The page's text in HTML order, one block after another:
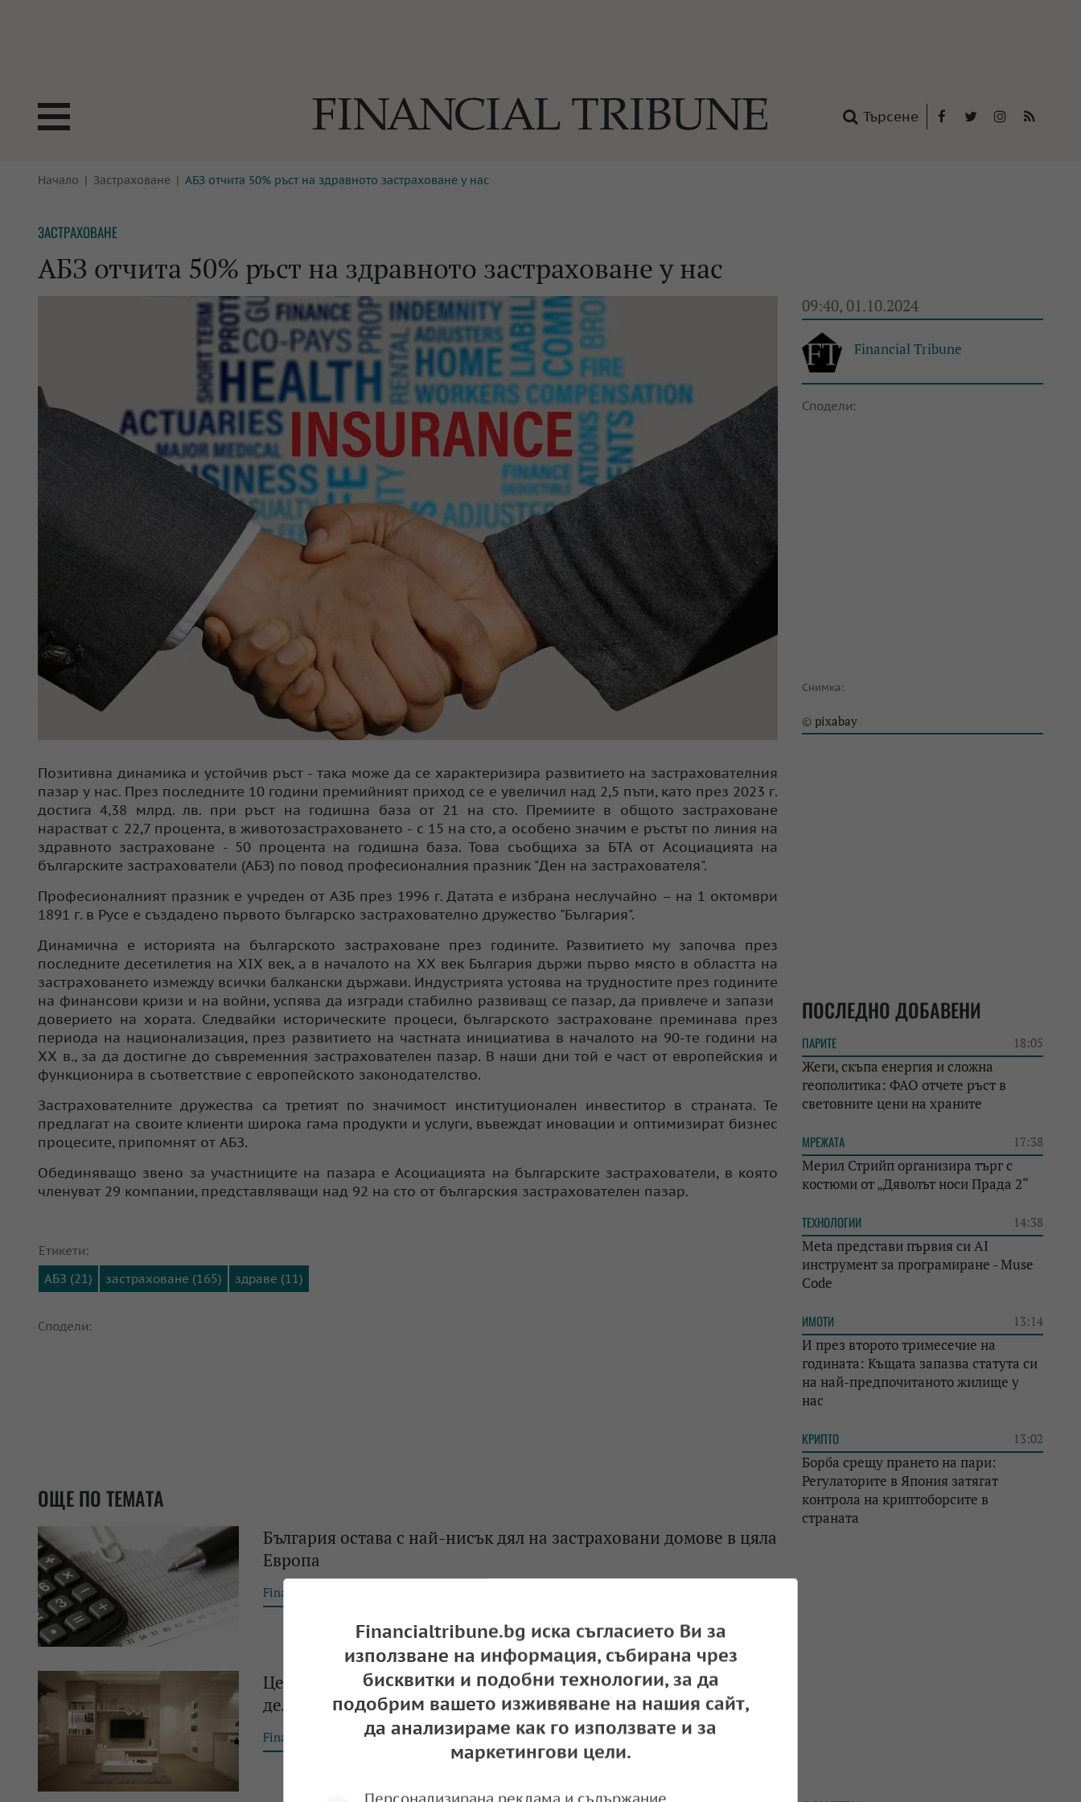
Търсене
БОРСИ
КРИПТО
БАНКИ
ПАРИТЕ
ТЕХНОЛОГИИ
ИМОТИ
АВТОМОБИЛИ
МУЛТИМЕДИЯ
Начало Застраховане АБЗ отчита 50% ръст на здравното застраховане у нас
ЗАСТРАХОВАНЕ
АБЗ отчита 50% ръст на здравното застраховане у нас
09:40, 01.10.2024
Financial Tribune
Сподели:
Снимка:
© pixabay
Позитивна динамика и устойчив ръст - така може да се характеризира развитието на застрахователния
пазар у нас. През последните 10 години премийният приход се е увеличил над 2,5 пъти, като през 2023 г.
достига 4,38 млрд. лв. при ръст на годишна база от 21 на сто. Премиите в общото застраховане
нарастват с 22,7 процента, в животозастраховането - с 15 на сто, а особено значим е ръстът по линия на
здравното застраховане - 50 процента на годишна база. Това съобщиха за БТА от Асоциацията на
българските застрахователи (АБЗ) по повод професионалния празник "Ден на застрахователя".
Професионалният празник е учреден от АЗБ през 1996 г. Датата е избрана неслучайно – на 1 октомври
1891 г. в Русе е създадено първото българско застрахователно дружество "България".
Динамична е историята на българското застраховане през годините. Развитието му започва през
последните десетилетия на ХІХ век, а в началото на ХХ век България държи първо място в областта на
застраховането измежду всички балкански държави. Индустрията устоява на трудностите през годините
на финансови кризи и на войни, успява да изгради стабилно развиващ се пазар, да привлече и запази
доверието на хората. Следвайки историческите процеси, българското застраховане преминава през
периода на национализация, през развитието на частната инициатива в началото на 90-те години на
ХХ в., за да достигне до съвременния застрахователен пазар. В наши дни той е част от европейския и
функционира в съответствие с европейското законодателство.
Застрахователните дружества са третият по значимост институционален инвеститор в страната. Те
предлагат на своите клиенти широка гама продукти и услуги, въвеждат иновации и оптимизират бизнес
процесите, припомнят от АБЗ.
Обединяващо звено за участниците на пазара е Асоциацията на българските застрахователи, в която
членуват 29 компании, представляващи над 92 на сто от българския застрахователен пазар.
Етикети:
АБЗ (21)
застраховане (165) здраве (11)
Сподели:
ОЩЕ ПО ТЕМАТА
България остава с най-нисък дял на застраховани домове в цяла
Европа
Financial Tribune
Цените на имуществените застраховки у нас са достъпни, но
делът им остава много нисък
Financial Tribune 12:00, 11.12.2023
ПОСЛЕДНО ДОБАВЕНИ
ПАРИТЕ 18:05
Жеги, скъпа енергия и сложна
геополитика: ФАО отчете ръст в
световните цени на храните
МРЕЖАТА 17:38
Мерил Стрийп организира търг с
костюми от „Дяволът носи Прада 2“
ТЕХНОЛОГИИ 14:38
Meta представи първия си AI
инструмент за програмиране - Muse
Code
ИМОТИ 13:14
И през второто тримесечие на
годината: Къщата запазва статута си
на най-предпочитаното жилище у
нас
КРИПТО 13:02
Борба срещу прането на пари:
Регулаторите в Япония затягат
контрола на криптоборсите в
страната
Financialtribune.bg иска съгласието Ви за
използване на информация, събирана чрез
бисквитки и подобни технологии, за да
подобрим вашето изживяване на нашия сайт,
да анализираме как го използвате и за
маркетингови цели.